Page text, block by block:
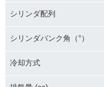
シリンダ配列
シリンダバンク角（°）
冷却方式